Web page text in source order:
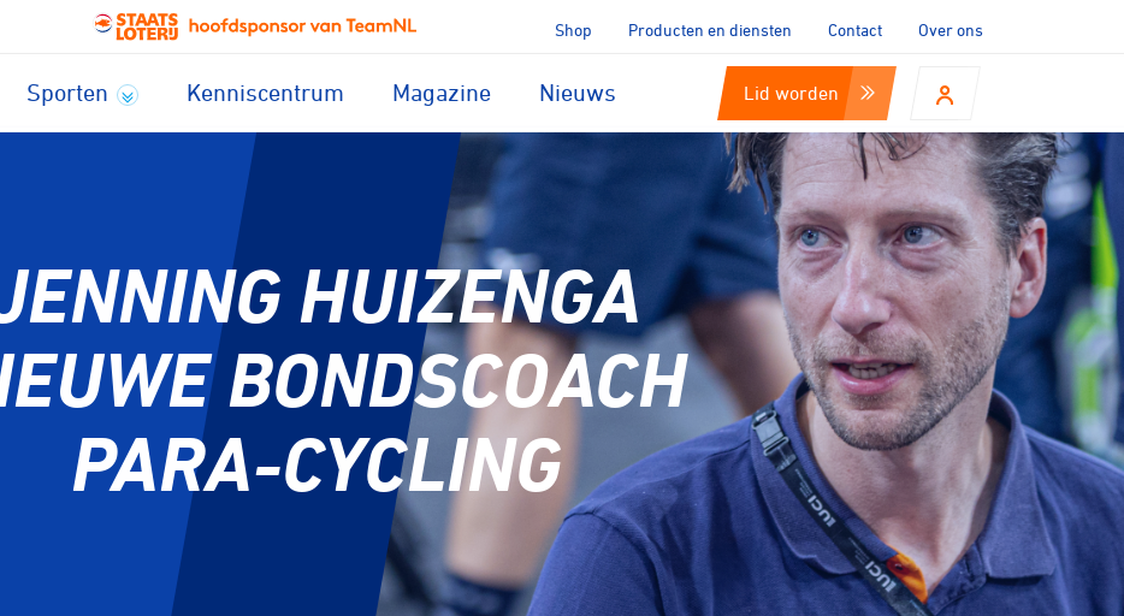
Shop Producten en diensten Contact Over ons
Sporten Kenniscentrum Magazine Nieuws Lid worden
HUIZENGA
BONDSCOACH
PARA-CYCLING